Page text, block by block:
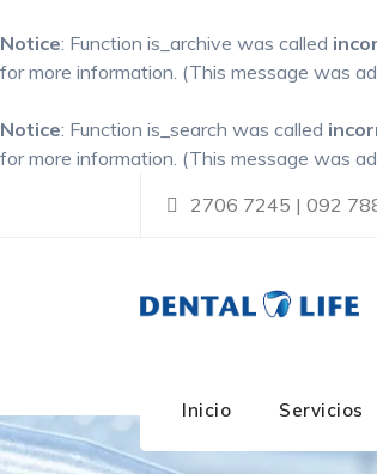
Notice: Function is_archive was called
for more information. (This message was
Notice: Function is_search was called
for more information. (This message was
2706 7245 | 092
Inicio Servicios